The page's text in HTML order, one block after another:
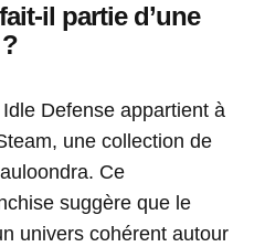
il partie d’une
Defense appartient à
une collection de
Ce
suggère que le
univers cohérent autour